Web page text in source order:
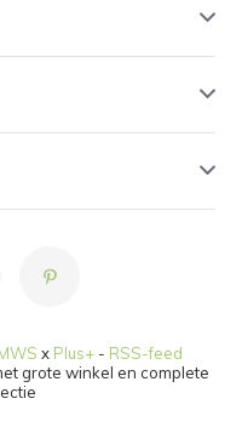
x Plus+ - RSS-feed
grote winkel en complete